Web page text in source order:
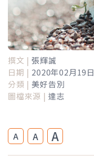
撰文 | 張輝誠
日期 | 2020年02月19日
分類 | 美好告別
圖檔來源 | 達志
A A A